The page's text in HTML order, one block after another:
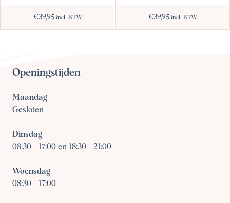
€39,95 incl. BTW €39,95 incl. BTW
Openingstijden
Maandag
Gesloten
Dinsdag
08:30 - 17:00 en 18:30 - 21:00
Woensdag
08:30 - 17:00